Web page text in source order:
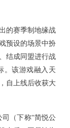
的赛季制地缘战
预设的场景中扮
结成同盟进行战
。该游戏融入天
自上线后收获大
（下称“简悦公